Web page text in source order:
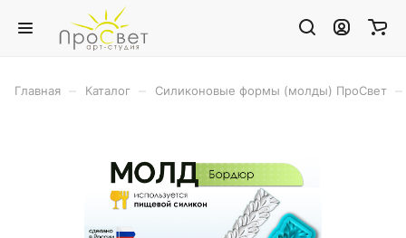
Главная Каталог Силиконовые формы (молды) ПроСвет